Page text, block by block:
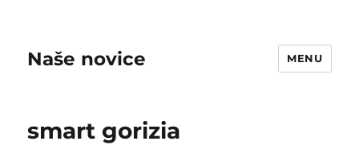
Naše novice MENU
smart gorizia